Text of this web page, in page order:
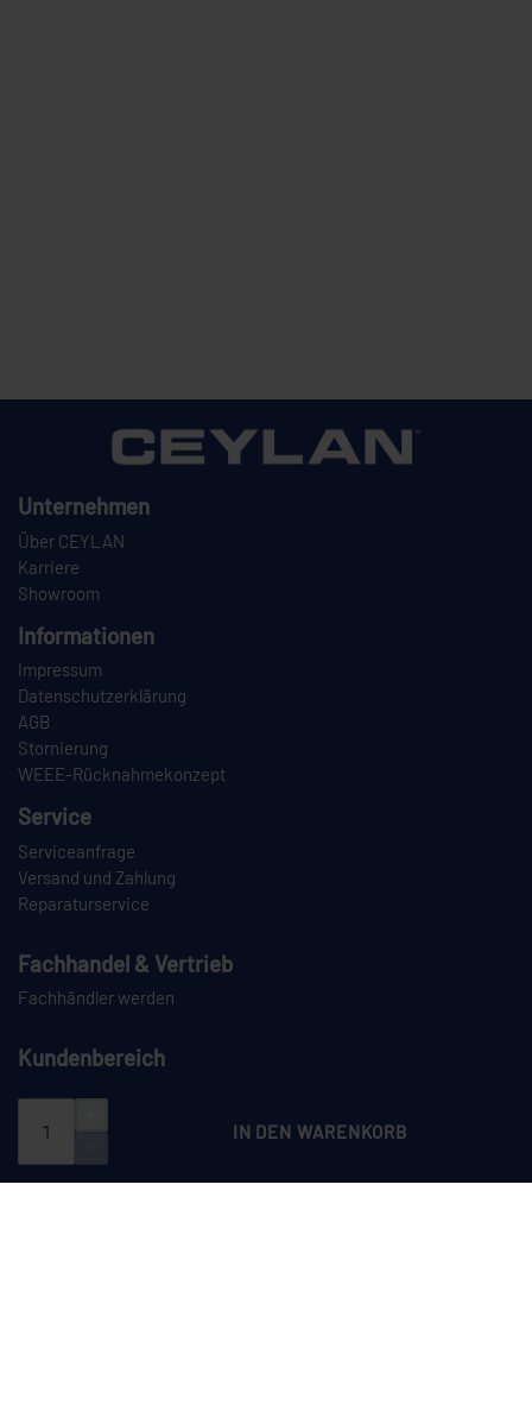
IN DEN WARENKORB
Unternehmen
Über CEYLAN
Karriere
Showroom
Informationen
Impressum
Datenschutzerklärung
AGB
Stornierung
WEEE-Rücknahmekonzept
Service
Serviceanfrage
Versand und Zahlung
Reparaturservice
Fachhandel & Vertrieb
Fachhändler werden
Kundenbereich